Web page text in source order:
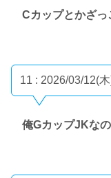
Cカップとかざっ
11 : 2026/03/12(
俺GカップJKな